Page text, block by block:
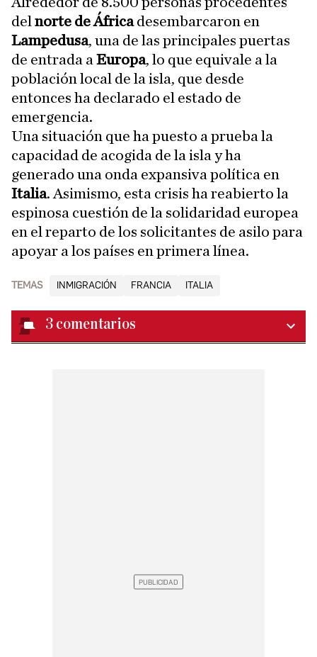
del norte de Áfricadesembarcaron en
Lampedusa, una de las principales puertas
de entrada a Europa, lo que equivale a la
población local de la isla, que desde
entonces ha declarado el estado de
emergencia.
Una situación que ha puesto a prueba la
capacidad de acogida de la isla y ha
generado una onda expansiva política en
Italia. Asimismo, esta crisis ha reabierto la
espinosa cuestión de la solidaridad europea
en el reparto de los solicitantes de asilo para
apoyar a los países en primera línea.
TEMAS INMIGRACIÓN FRANCIA ITALIA
3 comentarios